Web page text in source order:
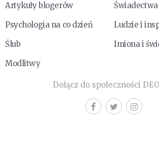
Artykuły blogerów
Świadectwa
Psychologia na co dzień
Ludzie i
Ślub
Imiona i
Modlitwy
Dołącz do społeczności